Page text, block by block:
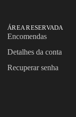
ÁREA RESERVADA
Encomendas
Detalhes da conta
Recuperar senha